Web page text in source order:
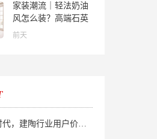
家装潮流｜轻法奶油
风怎么装？高端石英
石品牌法萨石，打造
前天
告别“盲选”时代，建陶行业用户价值正在被改写！